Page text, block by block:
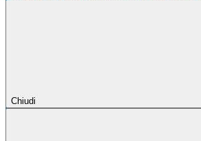
Chiudi